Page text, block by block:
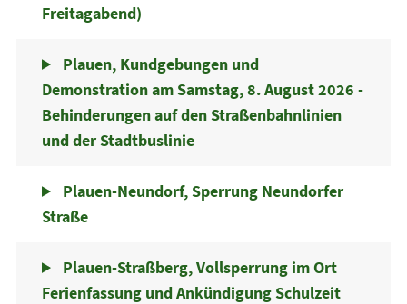
Freitagabend)
Plauen, Kundgebungen und
Demonstration am Samstag, 8. August 2026 -
Behinderungen auf den Straßenbahnlinien
und der Stadtbuslinie
Plauen-Neundorf, Sperrung Neundorfer
Straße
Plauen-Straßberg, Vollsperrung im Ort
Ferienfassung und Ankündigung Schulzeit